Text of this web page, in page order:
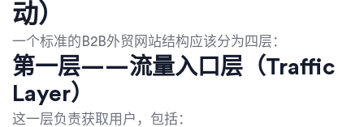
动）
一个标准的B2B外贸网站结构应该分为四层：
第一层——流量入口层（Traffic
Layer）
这一层负责获取用户，包括：